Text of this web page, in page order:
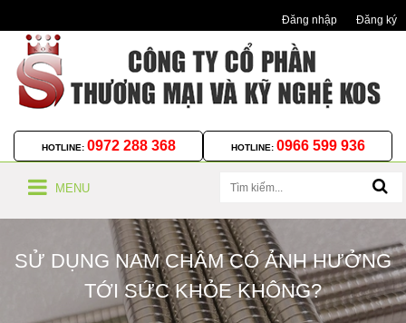
Đăng nhập Đăng ký
HOTLINE: 0972 288 368 HOTLINE: 0966 599 936
MENU
SỬ DỤNG NAM CHÂM CÓ ẢNH HƯỞNG
TỚI SỨC KHỎE KHÔNG?